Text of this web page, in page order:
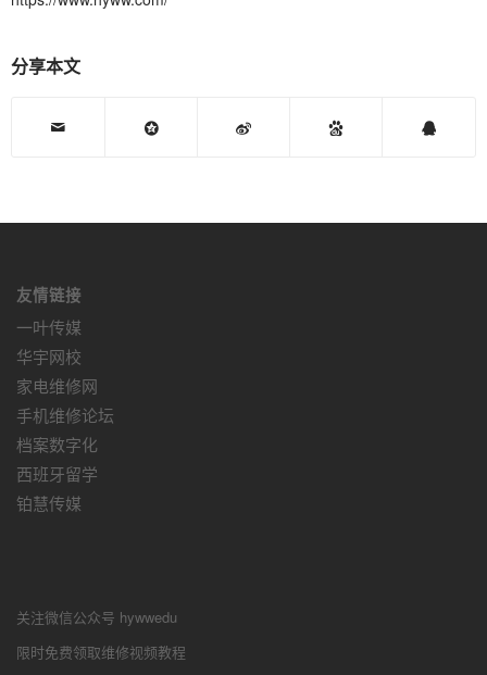
分享本文
友情链接
一叶传媒
华宇网校
家电维修网
手机维修论坛
档案数字化
西班牙留学
铂慧传媒
关注微信公众号 hywwedu
限时免费领取维修视频教程